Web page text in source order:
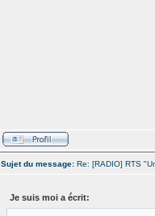
Sujet du message: Re: [RADIO] RTS
Je suis moi a écrit: